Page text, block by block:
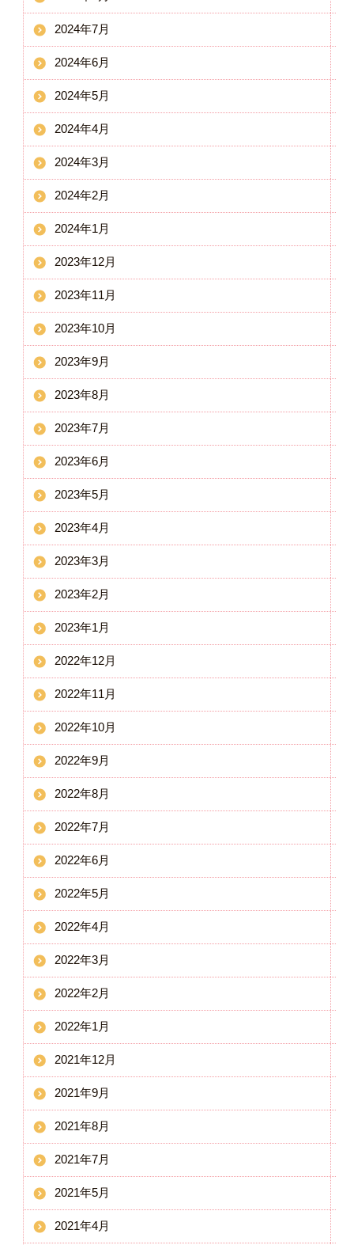
2024年7月
2024年6月
2024年5月
2024年4月
2024年3月
2024年2月
2024年1月
2023年12月
2023年11月
2023年10月
2023年9月
2023年8月
2023年7月
2023年6月
2023年5月
2023年4月
2023年3月
2023年2月
2023年1月
2022年12月
2022年11月
2022年10月
2022年9月
2022年8月
2022年7月
2022年6月
2022年5月
2022年4月
2022年3月
2022年2月
2022年1月
2021年12月
2021年9月
2021年8月
2021年7月
2021年5月
2021年4月